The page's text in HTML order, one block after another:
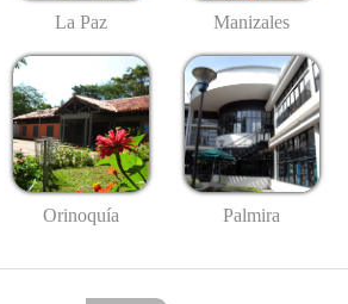
La Paz Manizales
Orinoquía Palmira